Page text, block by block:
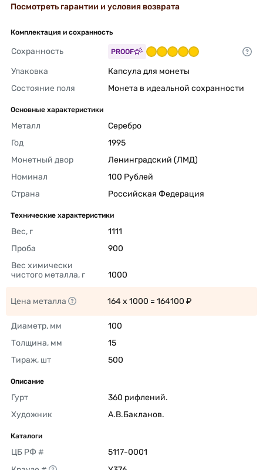
Посмотреть гарантии и условия возврата
Комплектация и сохранность
Сохранность PROOF
Упаковка
Капсула для монеты
Состояние поля
Монета в идеальной сохранности
Основные характеристики
Металл
Серебро
Год
1995
Монетный двор
Ленинградский (ЛМД)
Номинал
100 Рублей
Страна
Российская Федерация
Технические характеристики
Вес, г
1111
Проба
900
Вес химически
чистого металла, г
1000
Цена металла 164 x 1000 = 164100 ₽
Диаметр, мм
100
Толщина, мм
15
Тираж, шт
500
Описание
Гурт
360 рифлений.
Художник
А.В.Бакланов.
Каталоги
ЦБ РФ #
5117-0001